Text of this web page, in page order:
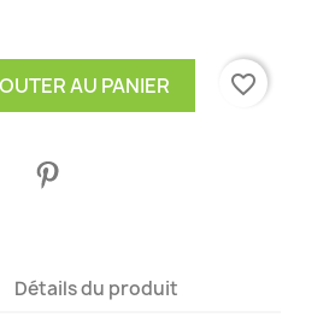
AU PANIER favorite_border
Détails du produit